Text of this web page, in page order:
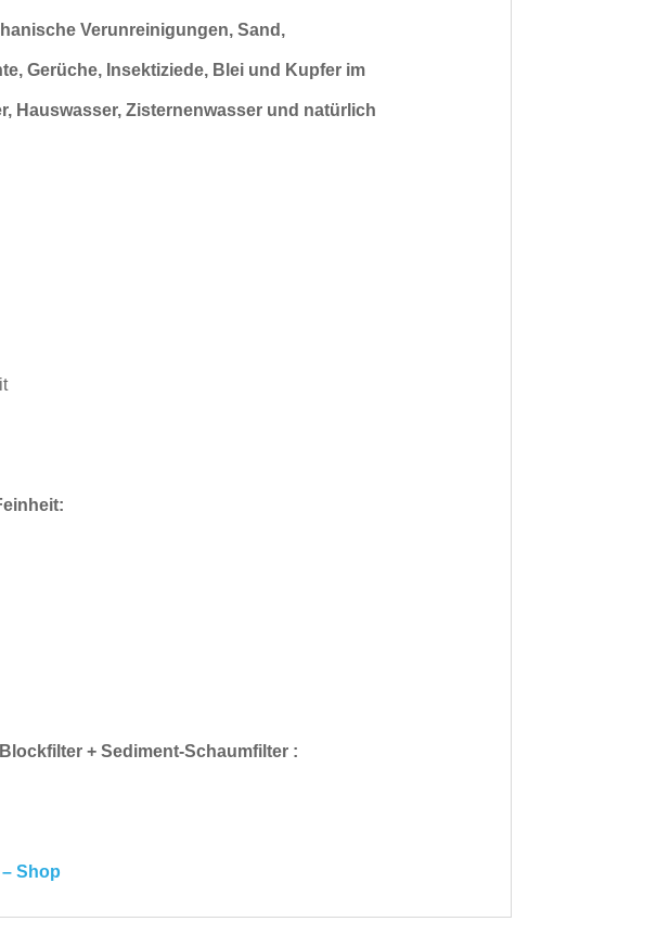
Verunreinigungen, Sand,
Gerüche, Insektiziede, Blei und Kupfer im
Hauswasser, Zisternenwasser und natürlich
+ Sediment-Schaumfilter :
Shop